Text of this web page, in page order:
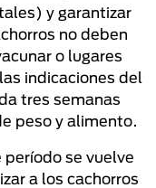
y garantizar
no deben
o lugares
indicaciones del
tres semanas
peso y alimento.
se vuelve
a los cachorros